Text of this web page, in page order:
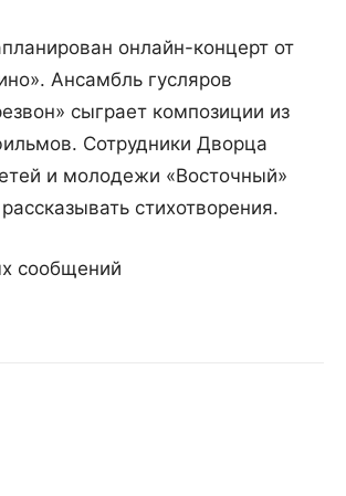
онлайн-концерт от
Ансамбль гусляров
сыграет композиции из
Сотрудники Дворца
и молодежи «Восточный»
стихотворения.
сообщений